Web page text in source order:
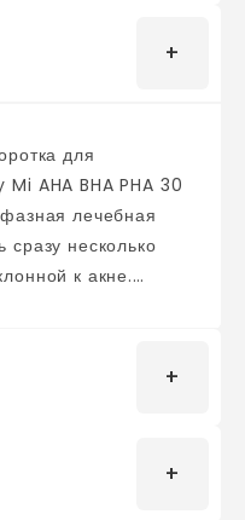
AHA BHA PHA 30
лечебная
несколько
к акне.
входит 41